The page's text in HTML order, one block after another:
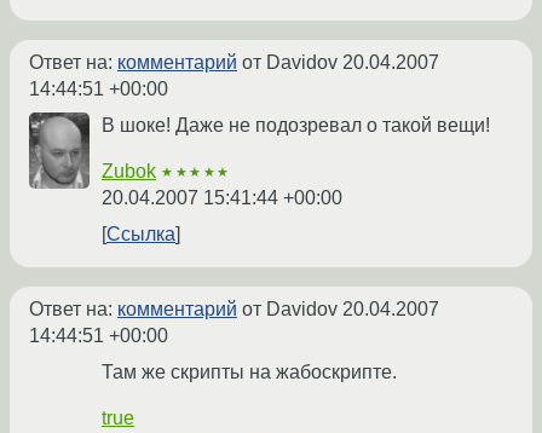
Ответ на: комментарий от Davidov 20.04.2007
14:44:51 +00:00
В шоке! Даже не подозревал о такой вещи!
Zubok ★★★★★
20.04.2007 15:41:44 +00:00
Ссылка
Ответ на: комментарий от Davidov 20.04.2007
14:44:51 +00:00
Там же скрипты на жабоскрипте.
true